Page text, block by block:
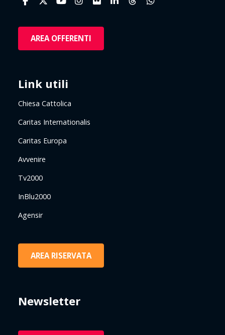
AREA OFFERENTI
Link utili
Chiesa Cattolica
Caritas Internationalis
Caritas Europa
Avvenire
Tv2000
InBlu2000
Agensir
AREA RISERVATA
Newsletter